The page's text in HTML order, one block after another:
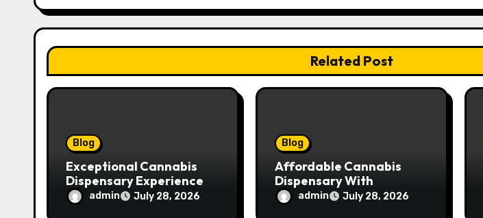
a
t
i
Related Post
Blog
Exceptional Cannabis
Dispensary Experience
for Every Shopper
admin July 28, 2026
Blog
Affordable Cannabis
Dispensary With
Exceptional Customer
Service
admin July 28, 2026